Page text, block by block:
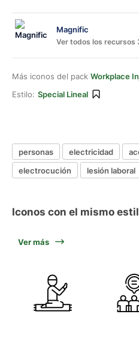
Magnific
Ver todos los recursos
Más iconos del pack Workplace
Estilo: Special Lineal
personas electricidad
electrocución
lesión laboral
Iconos con el mismo
Ver más